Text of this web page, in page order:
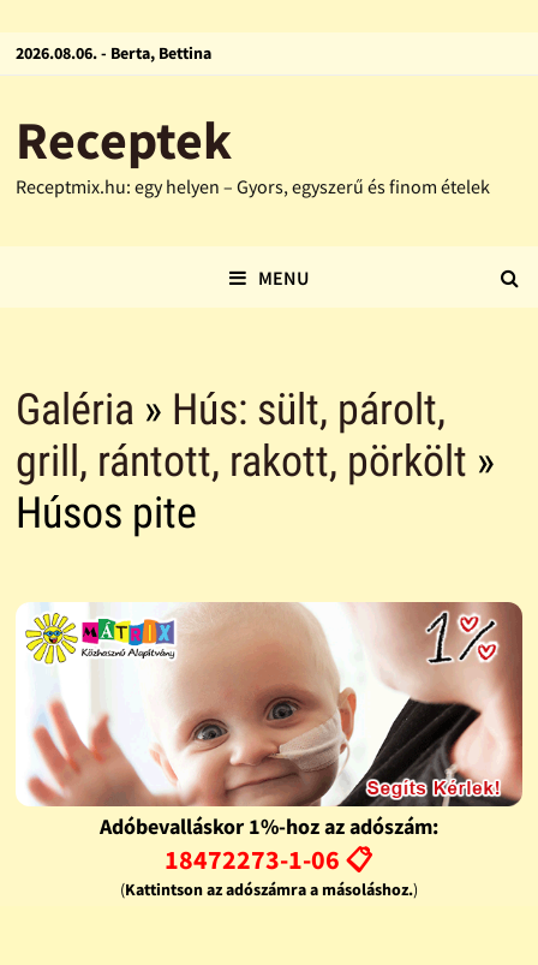
2026.08.06. - Berta, Bettina
Receptek
Receptmix.hu: egy helyen – Gyors, egyszerű és finom ételek
MENU
Galéria » Hús: sült, párolt,
grill, rántott, rakott, pörkölt »
Húsos pite
Adóbevalláskor 1%-hoz az adószám:
18472273-1-06 📋
(Kattintson az adószámra a másoláshoz.)